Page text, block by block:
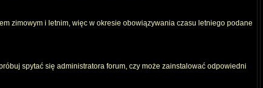
zimowym i letnim, więc w okresie obowiązywania czasu letniego podane
spytać się administratora forum, czy może zainstalować odpowiedni